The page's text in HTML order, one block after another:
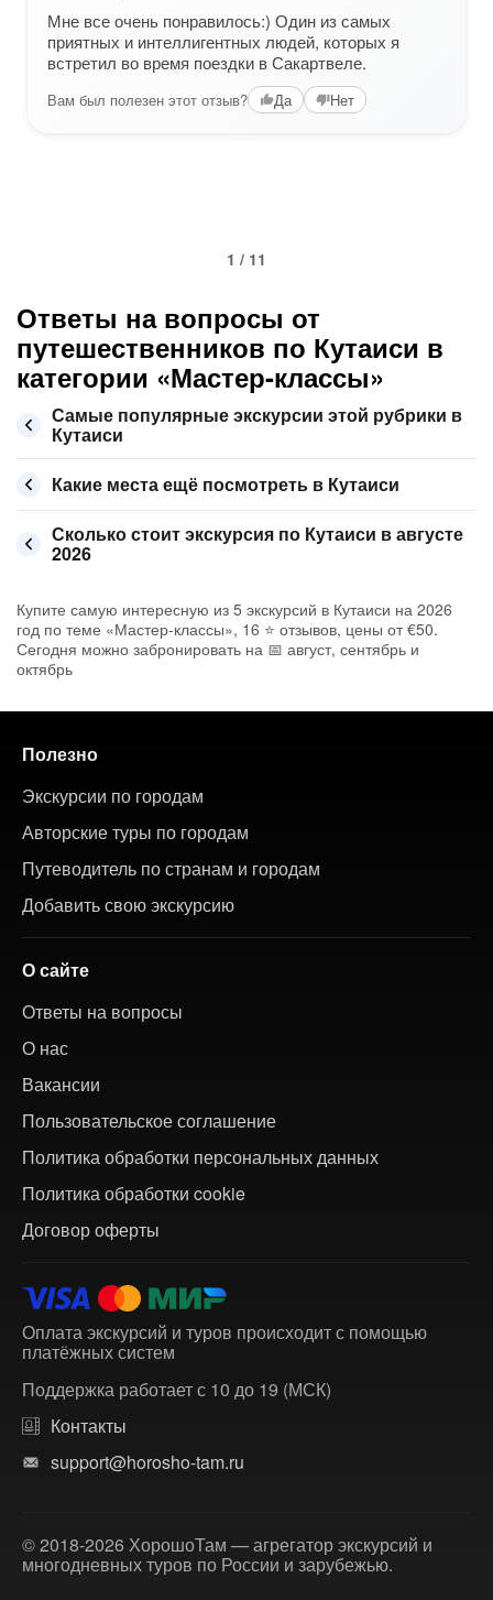
Мне все очень понравилось:) Один из самых
приятных и интеллигентных людей, которых я
встретил во время поездки в Сакартвеле.
Вам был полезен этот отзыв? Да Нет
1 / 11
Ответы на вопросы от
путешественников по Кутаиси в
категории «Мастер-классы»
Самые популярные экскурсии этой рубрики в
Кутаиси
Какие места ещё посмотреть в Кутаиси
Сколько стоит экскурсия по Кутаиси в августе
2026
Купите самую интересную из 5 экскурсий в Кутаиси на 2026
год по теме «Мастер-классы», 16 ⭐ отзывов, цены от €50.
Сегодня можно забронировать на 📅 август, сентябрь и
октябрь
Полезно
Экскурсии по городам
Авторские туры по городам
Путеводитель по странам и городам
Добавить свою экскурсию
О сайте
Ответы на вопросы
О нас
Вакансии
Пользовательское соглашение
Политика обработки персональных данных
Политика обработки cookie
Договор оферты
Оплата экскурсий и туров происходит с помощью
платёжных систем
Поддержка работает с 10 до 19 (МСК)
Контакты
support@horosho-tam.ru
© 2018-2026 ХорошоТам — агрегатор экскурсий и
многодневных туров по России и зарубежью.